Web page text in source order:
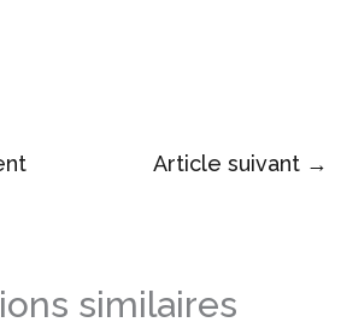
Article suivant →
similaires